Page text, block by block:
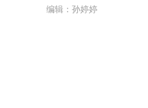
编辑：孙婷婷